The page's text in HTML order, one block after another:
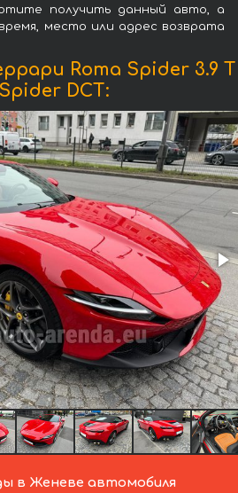
получить данный авто, а
место или адрес возврата
Roma Spider 3.9 T
DCT:
в Женеве автомобиля